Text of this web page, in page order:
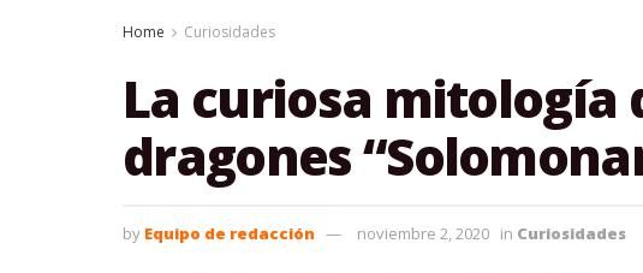
Home Curiosidades
La curiosa mitología
dragones
by Equipo de redacción noviembre 2, 2020 in Curiosidades